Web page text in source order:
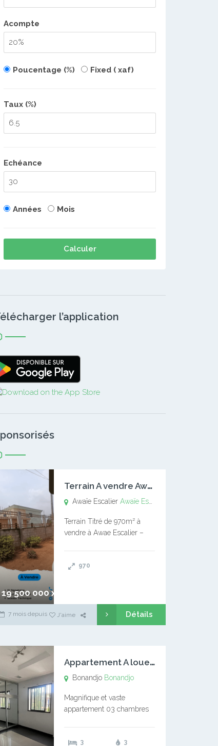
Acompte
Poucentage (%) Fixed ( xaf)
Taux (%)
Echéance
Années Mois
Calculer
l’application
19 500 000 xaf
T
errain A vendre Awaïe Escalier
Awaïe EscalierAwaïe Escalier
Terrain Titré de 970m² à
vendre à Awae Escalier –
l’Université Catholique –
970
7 mois depuis J'aime Détails
A
ppartement A louer Bonandjo
Bonandjo Bonandjo
Magnifique et vaste
appartement 03 chambres
douches 01 vaste salon 01
3
3